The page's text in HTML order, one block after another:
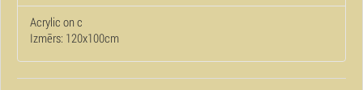
Acrylic on c
Izmērs: 120x100cm